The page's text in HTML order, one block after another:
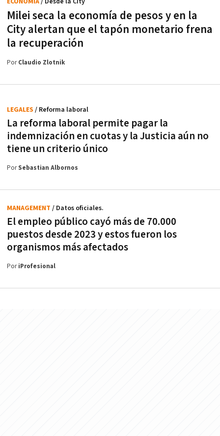
Milei seca la economía de pesos y en la
City alertan que el tapón monetario frena
la recuperación
PorClaudio Zlotnik
La reforma laboral permite pagar la
indemnización en cuotas y la Justicia aún no
tiene un criterio único
LEGALES / Reforma laboral
PorSebastian Albornos
El empleo público cayó más de 70.000
puestos desde 2023 y estos fueron los
organismos más afectados
MANAGEMENT / Datos oficiales.
PoriProfesional